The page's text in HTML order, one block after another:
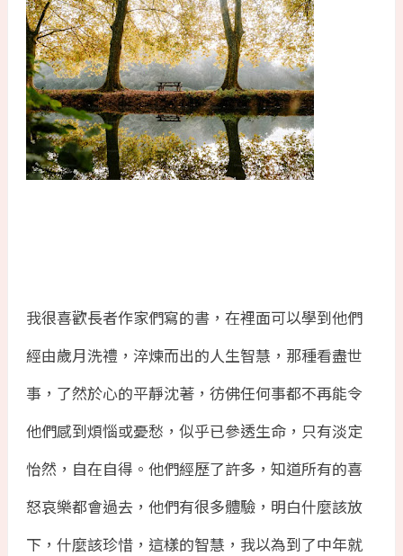
我很喜歡長者作家們寫的書，在裡面可以學到他們
經由歲月洗禮，淬煉而出的人生智慧，那種看盡世
事，了然於心的平靜沈著，彷佛任何事都不再能令
他們感到煩惱或憂愁，似乎已參透生命，只有淡定
怡然，自在自得。他們經歷了許多，知道所有的喜
怒哀樂都會過去，他們有很多體驗，明白什麼該放
下，什麼該珍惜，這樣的智慧，我以為到了中年就